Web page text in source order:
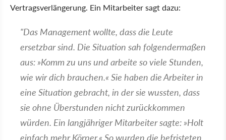
Vertragsverlängerung. Ein Mitarbeiter sagt dazu:
"Das Management wollte, dass die Leute
ersetzbar sind. Die Situation sah folgendermaßen
aus: »Komm zu uns und arbeite so viele Stunden,
wie wir dich brauchen.« Sie haben die Arbeiter in
eine Situation gebracht, in der sie wussten, dass
sie ohne Überstunden nicht zurückkommen
würden. Ein langjähriger Mitarbeiter sagte: »Holt
einfach mehr Körper.« So wurden die befristeten